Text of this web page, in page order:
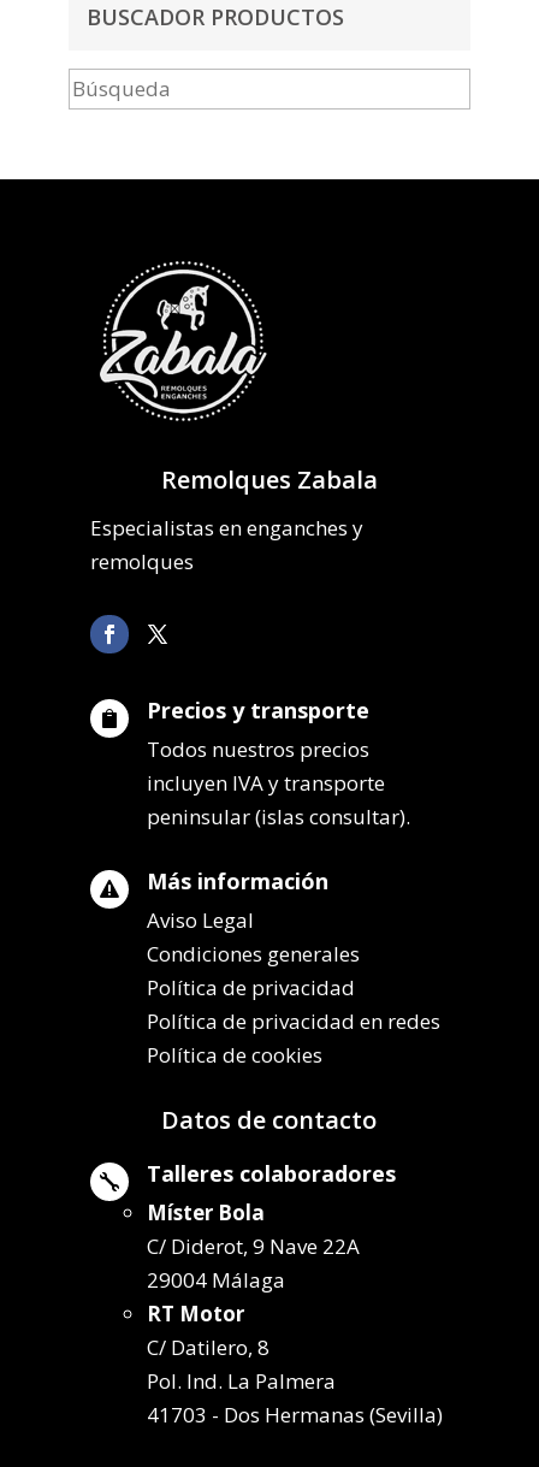
BUSCADOR PRODUCTOS
Remolques Zabala
Especialistas en enganches y
remolques
 Precios y transporte
Todos nuestros precios
incluyen IVA y transporte
peninsular (islas consultar).
 Más información
Aviso Legal
Condiciones generales
Política de privacidad
Política de privacidad en redes
Política de cookies
Datos de contacto
 Talleres colaboradores
Míster Bola
C/ Diderot, 9 Nave 22A
29004 Málaga
RT Motor
C/ Datilero, 8
Pol. Ind. La Palmera
41703 - Dos Hermanas (Sevilla)